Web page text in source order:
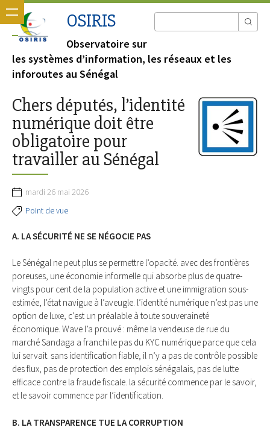
OSIRIS
Observatoire sur
les systèmes d’information, les réseaux et les
inforoutes au Sénégal
Chers députés, l’identité
numérique doit être
obligatoire pour
travailler au Sénégal
mardi 26 mai 2026
Point de vue
A. LA SÉCURITÉ NE SE NÉGOCIE PAS
Le Sénégal ne peut plus se permettre l’opacité. avec des frontières
poreuses, une économie informelle qui absorbe plus de quatre-
vingts pour cent de la population active et une immigration sous-
estimée, l’état navigue à l’aveugle. l’identité numérique n’est pas une
option de luxe, c’est un préalable à toute souveraineté
économique. Wave l’a prouvé : même la vendeuse de rue du
marché Sandaga a franchi le pas du KYC numérique parce que cela
lui servait. sans identification fiable, il n’y a pas de contrôle possible
des flux, pas de protection des emplois sénégalais, pas de lutte
efficace contre la fraude fiscale. la sécurité commence par le savoir,
et le savoir commence par l’identification.
B. LA TRANSPARENCE TUE LA CORRUPTION